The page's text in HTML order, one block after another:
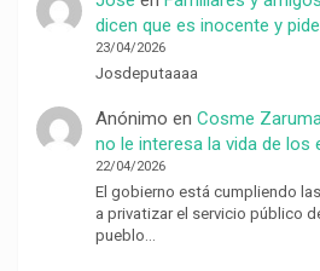
dicen que es inocente y
23/04/2026
Josdeputaaaa
Anónimo en Cosme
no le interesa la vida de los
22/04/2026
El gobierno está cumpliendo
a privatizar el servicio público
pueblo…